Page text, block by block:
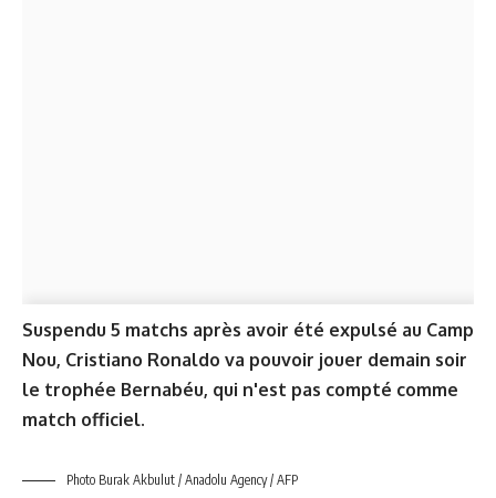
Suspendu 5 matchs après avoir été expulsé au Camp
Nou, Cristiano Ronaldo va pouvoir jouer demain soir
le trophée Bernabéu, qui n'est pas compté comme
match officiel.
Photo Burak Akbulut / Anadolu Agency / AFP